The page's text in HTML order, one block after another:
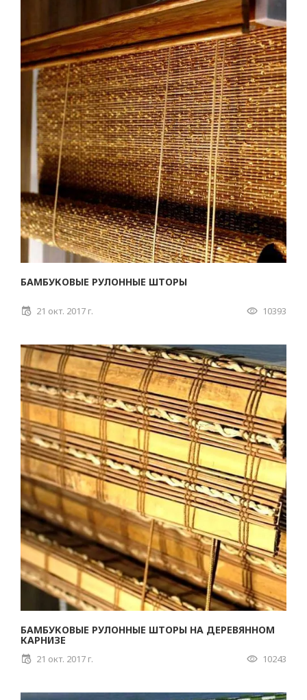
БАМБУКОВЫЕ РУЛОННЫЕ ШТОРЫ
21 окт. 2017 г. 10393
БАМБУКОВЫЕ РУЛОННЫЕ ШТОРЫ НА ДЕРЕВЯННОМ
КАРНИЗЕ
21 окт. 2017 г. 10243